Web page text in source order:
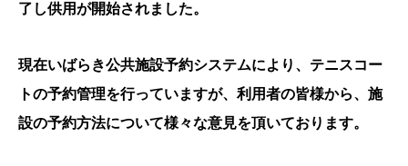
了し供用が開始されました。
現在いばらき公共施設予約システムにより、テニスコー
トの予約管理を行っていますが、利用者の皆様から、施
設の予約方法について様々な意見を頂いております。